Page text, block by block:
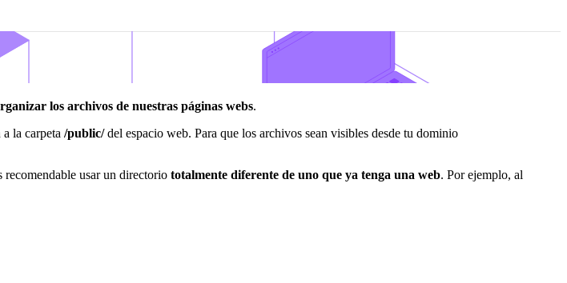
los archivos de nuestras páginas webs.
la carpeta /public/del espacio web. Para que los archivos sean visibles desde tu dominio
usar un directorio totalmente diferente de uno que ya tenga una web. Por ejemplo, al